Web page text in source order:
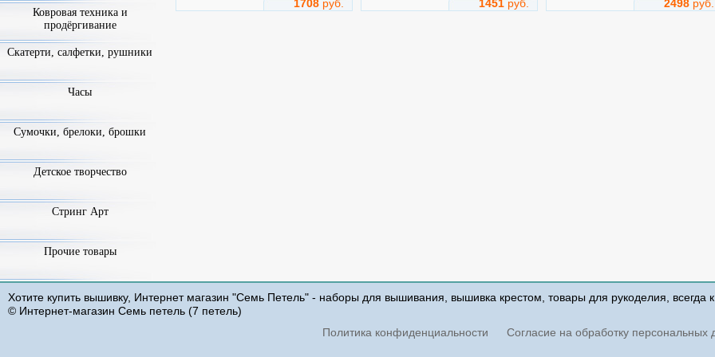
1708 руб. 1451 руб. 2498 руб.
1628 руб.
Ковровая техника и
продёргивание
Скатерти, салфетки, рушники
Часы
Сумочки, брелоки, брошки
Детское творчество
Стринг Арт
Прочие товары
Хотите купить вышивку, Интернет магазин "Семь Петель" - наборы для вышивания, вышивка крестом, товары для рукоделия, всегда
© Интернет-магазин Семь петель (7 петель)
Политика конфиденциальности
Согласие на обработку персональных